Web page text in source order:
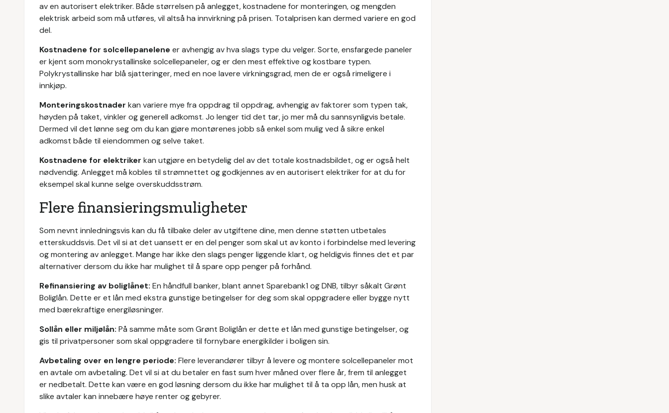
av en autorisert elektriker. Både størrelsen på anlegget, kostnadene for monteringen, og mengden
elektrisk arbeid som må utføres, vil altså ha innvirkning på prisen. Totalprisen kan dermed variere en god
del.
Kostnadene for solcellepanelene er avhengig av hva slags type du velger. Sorte, ensfargede paneler
er kjent som monokrystallinske solcellepaneler, og er den mest effektive og kostbare typen.
Polykrystallinske har blå sjatteringer, med en noe lavere virkningsgrad, men de er også rimeligere i
innkjøp.
Monteringskostnader kan variere mye fra oppdrag til oppdrag, avhengig av faktorer som typen tak,
høyden på taket, vinkler og generell adkomst. Jo lenger tid det tar, jo mer må du sannsynligvis betale.
Dermed vil det lønne seg om du kan gjøre montørenes jobb så enkel som mulig ved å sikre enkel
adkomst både til eiendommen og selve taket.
Kostnadene for elektriker kan utgjøre en betydelig del av det totale kostnadsbildet, og er også helt
nødvendig. Anlegget må kobles til strømnettet og godkjennes av en autorisert elektriker for at du for
eksempel skal kunne selge overskuddsstrøm.
Flere finansieringsmuligheter
Som nevnt innledningsvis kan du få tilbake deler av utgiftene dine, men denne støtten utbetales
etterskuddsvis. Det vil si at det uansett er en del penger som skal ut av konto i forbindelse med levering
og montering av anlegget. Mange har ikke den slags penger liggende klart, og heldigvis finnes det et par
alternativer dersom du ikke har mulighet til å spare opp penger på forhånd.
Refinansiering av boliglånet: En håndfull banker, blant annet Sparebank1 og DNB, tilbyr såkalt Grønt
Boliglån. Dette er et lån med ekstra gunstige betingelser for deg som skal oppgradere eller bygge nytt
med bærekraftige energiløsninger.
Sollån eller miljølån: På samme måte som Grønt Boliglån er dette et lån med gunstige betingelser, og
gis til privatpersoner som skal oppgradere til fornybare energikilder i boligen sin.
Avbetaling over en lengre periode: Flere leverandører tilbyr å levere og montere solcellepaneler mot
en avtale om avbetaling. Det vil si at du betaler en fast sum hver måned over flere år, frem til anlegget
er nedbetalt. Dette kan være en god løsning dersom du ikke har mulighet til å ta opp lån, men husk at
slike avtaler kan innebære høye renter og gebyrer.